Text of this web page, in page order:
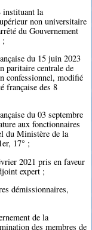
instituant la
non universitaire
du Gouvernement
;
du 15 juin 2023
paritaire centrale de
confessionnel, modifié
française des 8
du 03 septembre
aux fonctionnaires
du Ministère de la
17° ;
2021 pris en faveur
expert ;
démissionnaires,
de la
des membres de